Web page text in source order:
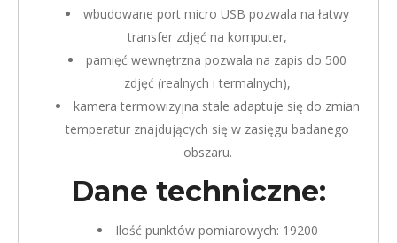
wbudowane port micro USB pozwala na łatwy
transfer zdjęć na komputer,
pamięć wewnętrzna pozwala na zapis do 500
zdjęć (realnych i termalnych),
kamera termowizyjna stale adaptuje się do zmian
temperatur znajdujących się w zasięgu badanego
obszaru.
Dane techniczne:
Ilość punktów pomiarowych: 19200